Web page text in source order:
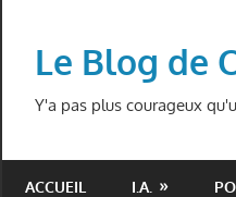
contentLe Blog de
Y'a pas plus courageux
ACCUEIL I.A.